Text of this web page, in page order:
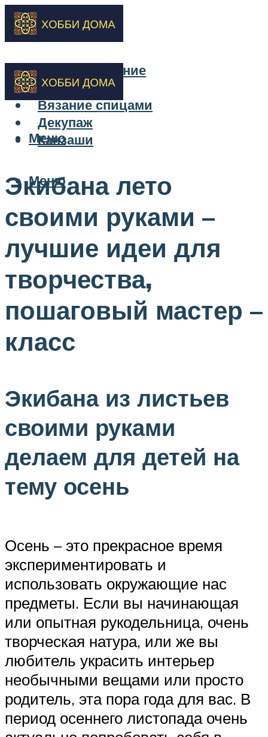
Бисероплетение
Вышивка
Вязание спицами
Декупаж
Канзаши
Меню
Меню
Экибана лето
своими руками –
лучшие идеи для
творчества,
пошаговый мастер –
класс
Экибана из листьев
своими руками
делаем для детей на
тему осень
Осень – это прекрасное время
экспериментировать и
использовать окружающие нас
предметы. Если вы начинающая
или опытная рукодельница, очень
творческая натура, или же вы
любитель украсить интерьер
необычными вещами или просто
родитель, эта пора года для вас. В
период осеннего листопада очень